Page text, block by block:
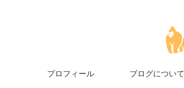
プロフィール ブログについて